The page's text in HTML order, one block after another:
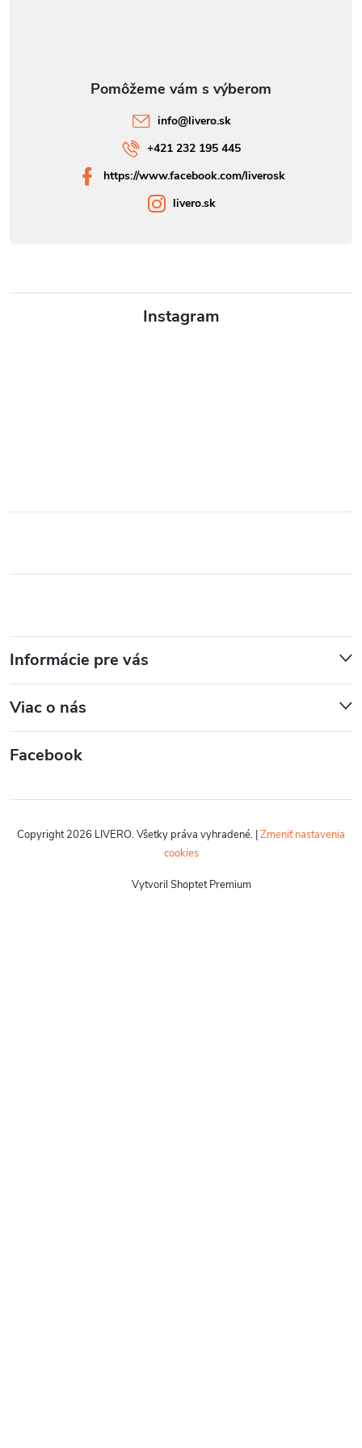
Instagram
Informácie pre vás
Viac o nás
Facebook
info@livero.sk
+421 232 195 445
https://www.facebook.com/liverosk
livero.sk
Vytvoril Shoptet Premium
Copyright 2026 LIVERO. Všetky práva vyhradené. Zmeniť nastavenia
cookies